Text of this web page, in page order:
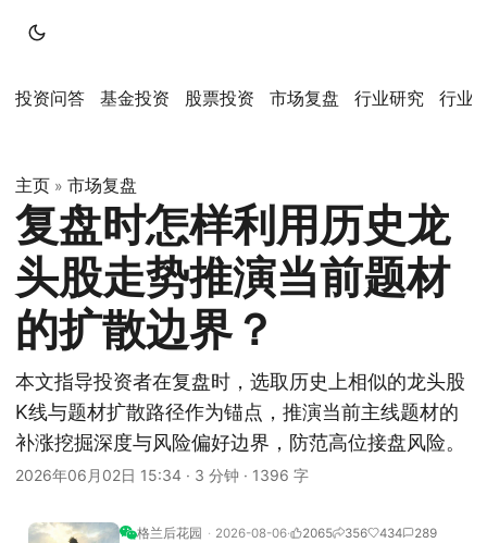
投资问答 基金投资 股票投资 市场复盘 行业研究 行业
主页 » 市场复盘
复盘时怎样利用历史龙
头股走势推演当前题材
的扩散边界？
本文指导投资者在复盘时，选取历史上相似的龙头股
K线与题材扩散路径作为锚点，推演当前主线题材的
补涨挖掘深度与风险偏好边界，防范高位接盘风险。
2026年06月02日 15:34 · 3 分钟 · 1396 字
格兰后花园 2026-08-06 2065 356 434 289